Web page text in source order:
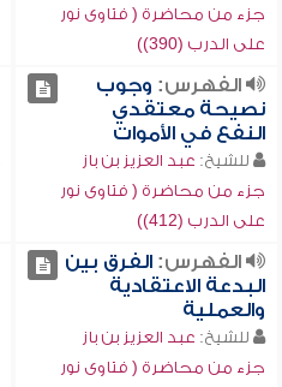
جزء من محاضرة ( فتاوى نور
على الدرب (390))
الفهرس: وجوب
نصيحة معتقدي
النفع في الأموات
للشيخ: عبد العزيز بن باز
جزء من محاضرة ( فتاوى نور
على الدرب (412))
الفهرس:الفرق بين
البدعة الاعتقادية
والعملية
للشيخ: عبد العزيز بن باز
جزء من محاضرة ( فتاوى نور